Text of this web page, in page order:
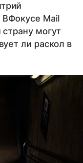
Mail
могут
ли раскол в